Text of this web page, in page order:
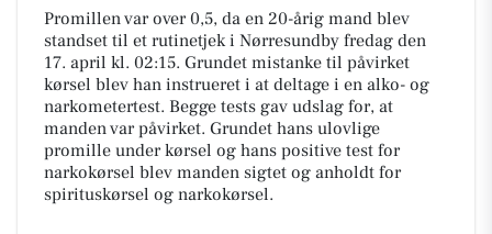
Promillen var over 0,5, da en 20-årig mand blev
standset til et rutinetjek i Nørresundby fredag den
17. april kl. 02:15. Grundet mistanke til påvirket
kørsel blev han instrueret i at deltage i en alko- og
narkometertest. Begge tests gav udslag for, at
manden var påvirket. Grundet hans ulovlige
promille under kørsel og hans positive test for
narkokørsel blev manden sigtet og anholdt for
spirituskørsel og narkokørsel.